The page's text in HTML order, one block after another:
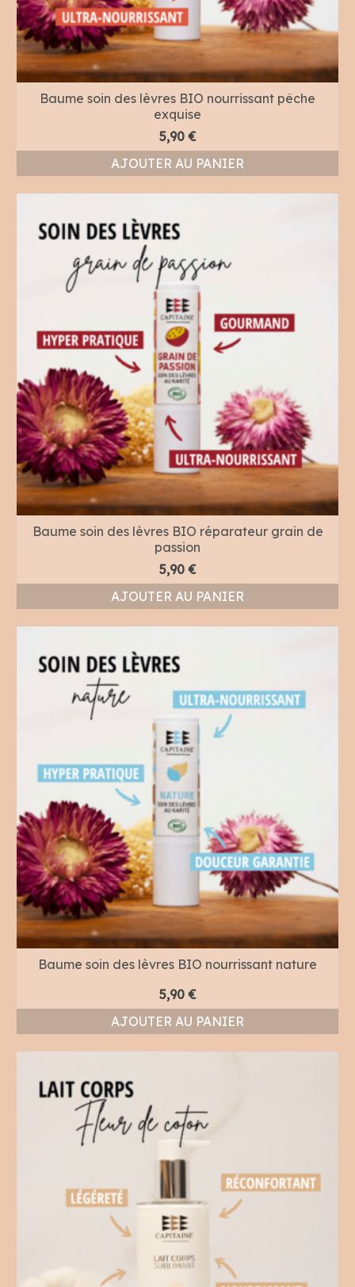
Baume soin des lèvres BIO nourrissant pêche
exquise
5,90 €
AJOUTER AU PANIER
Baume soin des lèvres BIO réparateur grain de
passion
5,90 €
AJOUTER AU PANIER
Baume soin des lèvres BIO nourrissant nature
5,90 €
AJOUTER AU PANIER